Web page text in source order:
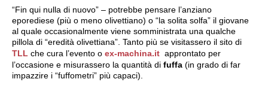
“Fin qui nulla di nuovo” – potrebbe pensare l’anziano
eporediese (più o meno olivettiano) o “la solita solfa” il giovane
al quale occasionalmente viene somministrata una qualche
pillola di “eredità olivettiana”. Tanto più se visitassero il sito di
TLL che cura l’evento o ex-machina.it approntato per
l’occasione e misurassero la quantità di fuffa (in grado di far
impazzire i “fuffometri” più capaci).